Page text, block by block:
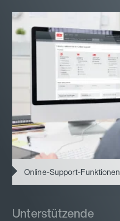
Online-Support-Funktionen
Unterstützende